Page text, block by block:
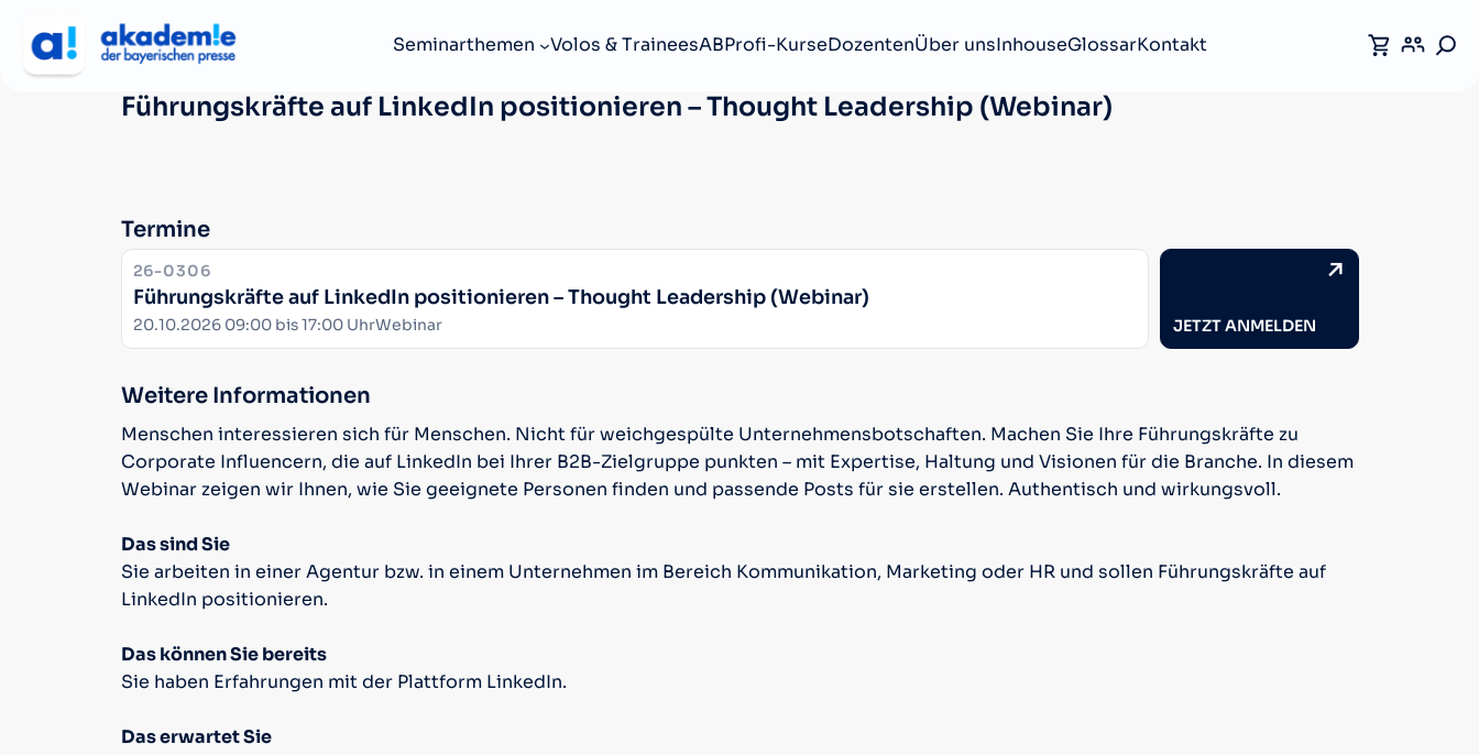
Seminarthemen Volos & TraineesABProfi-KurseDozentenÜber unsInhouseGlossarKontakt
Führungskräfte auf LinkedIn positionieren – Thought Leadership (Webinar)
Termine
KURSNUMMER:
26-0306
Führungskräfte auf LinkedIn positionieren – Thought Leadership (Webinar)
Datum:
20.10.2026 09:00 bis 17:00 UhrOrt:
Webinar JETZT ANMELDEN
Weitere Informationen
Menschen interessieren sich für Menschen. Nicht für weichgespülte Unternehmensbotschaften. Machen Sie Ihre Führungskräfte zu
Corporate Influencern, die auf LinkedIn bei Ihrer B2B-Zielgruppe punkten – mit Expertise, Haltung und Visionen für die Branche. In diesem
Webinar zeigen wir Ihnen, wie Sie geeignete Personen finden und passende Posts für sie erstellen. Authentisch und wirkungsvoll.
Das sind Sie
Sie arbeiten in einer Agentur bzw. in einem Unternehmen im Bereich Kommunikation, Marketing oder HR und sollen Führungskräfte auf
LinkedIn positionieren.
Das können Sie bereits
Sie haben Erfahrungen mit der Plattform LinkedIn.
Das erwartet Sie